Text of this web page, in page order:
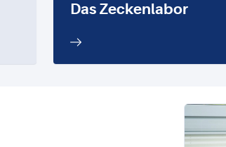
Das Zeckenlabor